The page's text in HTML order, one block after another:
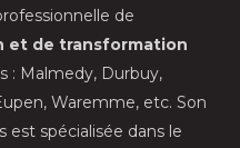
de
et de transformation
: Malmedy, Durbuy,
Waremme, etc. Son
est spécialisée dans le